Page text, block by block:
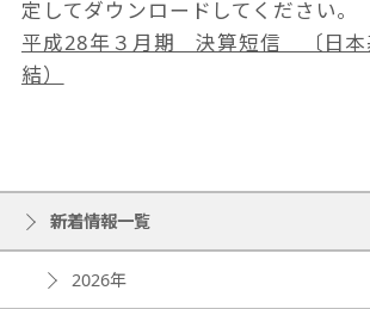
定してダウンロードしてください。
平成28年３月期 決算短信 〔日
結）
新着情報一覧
2026年